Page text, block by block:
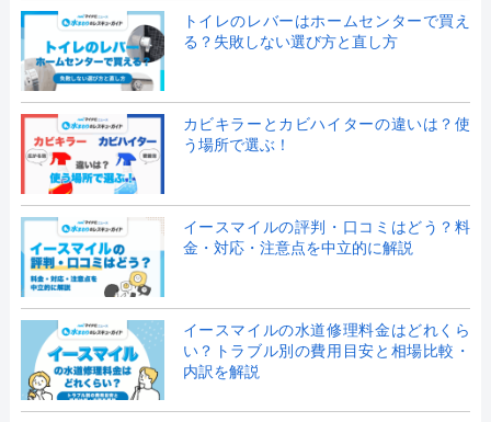
トイレのレバーはホームセンターで買え
る？失敗しない選び方と直し方
カビキラーとカビハイターの違いは？使
う場所で選ぶ！
イースマイルの評判・口コミはどう？料
金・対応・注意点を中立的に解説
イースマイルの水道修理料金はどれくら
い？トラブル別の費用目安と相場比較・
内訳を解説